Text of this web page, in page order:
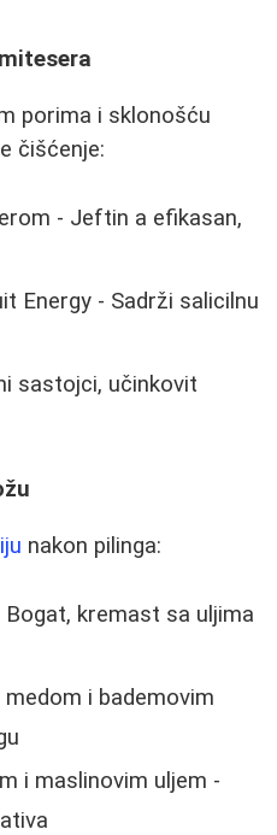
porima i sklonošću
čišćenje:
- Jeftin a efikasan,
Energy - Sadrži salicilnu
sastojci, učinkovit
nakon pilinga:
kremast sa uljima
medom i bademovim
i maslinovim uljem -